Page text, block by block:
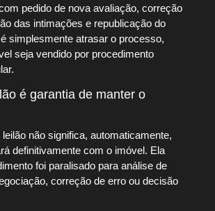
pedido de nova avaliação, correção
das intimações e republicação do
simplesmente atrasar o processo,
seja vendido por procedimento
é garantia de manter o
não significa, automaticamente,
definitivamente com o imóvel. Ela
foi paralisado para análise de
correção de erro ou decisão